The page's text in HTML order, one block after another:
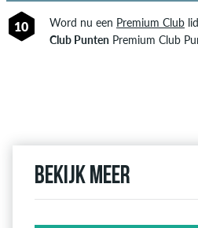
10 Word nu een Premium Club
Club PuntenPremium Club
Bekijk meer